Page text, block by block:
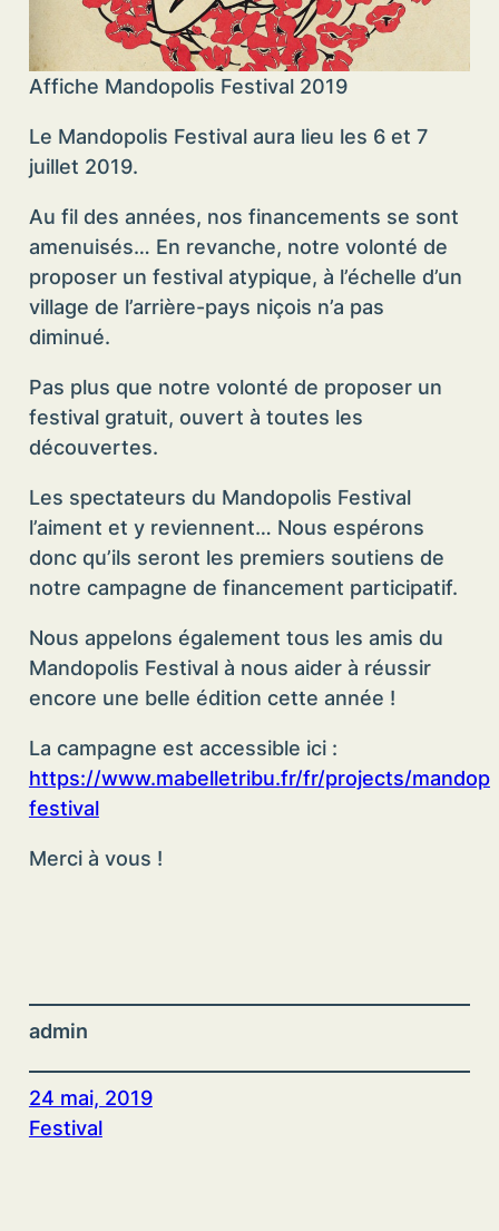
Affiche Mandopolis Festival 2019
Le Mandopolis Festival aura lieu les 6 et 7
juillet 2019.
Au fil des années, nos financements se sont
amenuisés… En revanche, notre volonté de
proposer un festival atypique, à l’échelle d’un
village de l’arrière-pays niçois n’a pas
diminué.
Pas plus que notre volonté de proposer un
festival gratuit, ouvert à toutes les
découvertes.
Les spectateurs du Mandopolis Festival
l’aiment et y reviennent… Nous espérons
donc qu’ils seront les premiers soutiens de
notre campagne de financement participatif.
Nous appelons également tous les amis du
Mandopolis Festival à nous aider à réussir
encore une belle édition cette année !
La campagne est accessible ici :
https://www.mabelletribu.fr/fr/projects/
festival
Merci à vous !
admin
24 mai, 2019
Festival